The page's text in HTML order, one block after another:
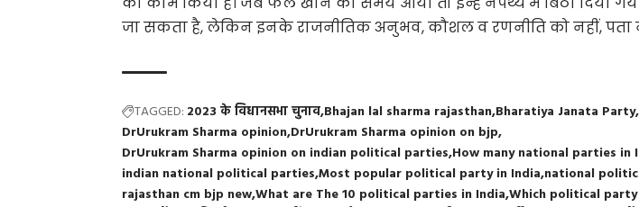
जा सकता है, लेकिन इनके राजनीतिक अनुभव, कौशल व रणनीति को नहीं, पता
TAGGED: 2023 के विधानसभा चुनाव Bhajan lal sharma rajasthan Bharatiya Janata Party
DrUrukram Sharma opinion DrUrukram Sharma opinion on bjp
DrUrukram Sharma opinion on indian political parties How many national parties in
indian national political partiesMost popular political party in India national
rajasthan cm bjp newWhat are The 10 political parties in IndiaWhich political